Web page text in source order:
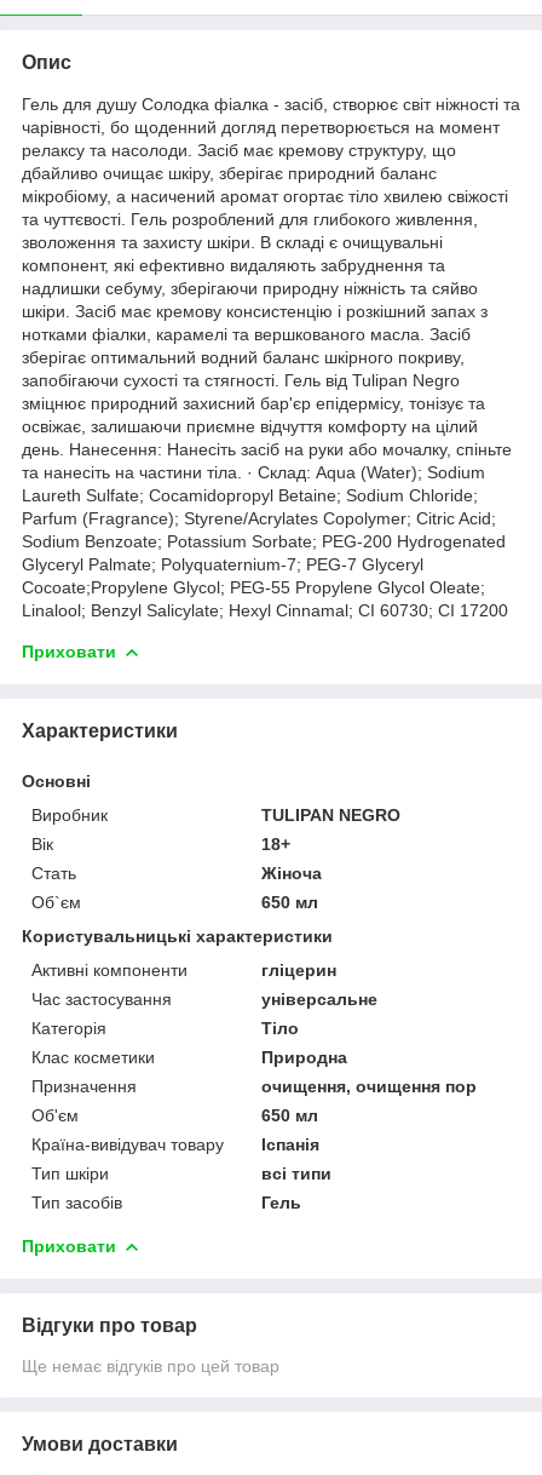
Опис
Гель для душу Солодка фіалка - засіб, створює світ ніжності та
чарівності, бо щоденний догляд перетворюється на момент
релаксу та насолоди. Засіб має кремову структуру, що
дбайливо очищає шкіру, зберігає природний баланс
мікробіому, а насичений аромат огортає тіло хвилею свіжості
та чуттєвості. Гель розроблений для глибокого живлення,
зволоження та захисту шкіри. В складі є очищувальні
компонент, які ефективно видаляють забруднення та
надлишки себуму, зберігаючи природну ніжність та сяйво
шкіри. Засіб має кремову консистенцію і розкішний запах з
нотками фіалки, карамелі та вершкованого масла. Засіб
зберігає оптимальний водний баланс шкірного покриву,
запобігаючи сухості та стягності. Гель від Tulipan Negro
зміцнює природний захисний бар'єр епідермісу, тонізує та
освіжає, залишаючи приємне відчуття комфорту на цілий
день. Нанесення: Нанесіть засіб на руки або мочалку, спіньте
та нанесіть на частини тіла. · Склад: Aqua (Water); Sodium
Laureth Sulfate; Cocamidopropyl Betaine; Sodium Chloride;
Parfum (Fragrance); Styrene/Acrylates Copolymer; Citric Acid;
Sodium Benzoate; Potassium Sorbate; PEG-200 Hydrogenated
Glyceryl Palmate; Polyquaternium-7; PEG-7 Glyceryl
Cocoate;Propylene Glycol; PEG-55 Propylene Glycol Oleate;
Linalool; Benzyl Salicylate; Hexyl Cinnamal; CI 60730; CI 17200
Приховати
Характеристики
Основні
Виробник
TULIPAN NEGRO
Вік
18+
Стать
Жіноча
Об`єм
650 мл
Користувальницькі характеристики
Активні компоненти
гліцерин
Час застосування
універсальне
Категорія
Тіло
Клас косметики
Природна
Призначення
очищення, очищення пор
Об'єм
650 мл
Країна-вивідувач товару
Іспанія
Тип шкіри
всі типи
Тип засобів
Гель
Приховати
Відгуки про товар
Ще немає відгуків про цей товар
Умови доставки